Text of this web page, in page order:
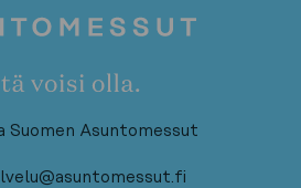
Suomen Asuntomessut